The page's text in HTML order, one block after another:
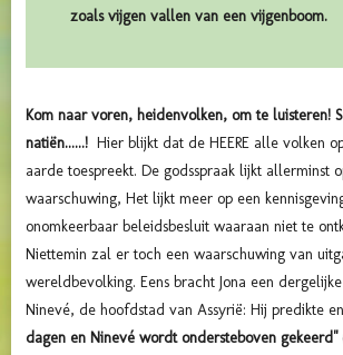
zoals vijgen vallen van een vijgenboom.
Kom naar voren, heidenvolken, om te luisteren!
natiën......! Hier blijkt dat de HEERE alle volken
aarde toespreekt. De godsspraak lijkt allerminst
waarschuwing, Het lijkt meer op een
onomkeerbaar beleidsbesluit waaraan niet te
Niettemin zal er toch een waarschuwing van
wereldbevolking. Eens bracht Jona een
Ninevé, de hoofdstad van Assyrië: Hij predikte
dagen en Ninevé wordt ondersteboven gekeerd"